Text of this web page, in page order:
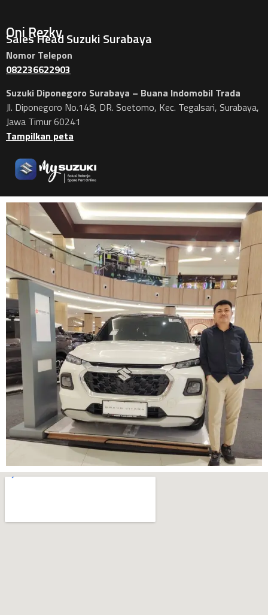
Oni Rezky
Sales Head Suzuki Surabaya
Nomor Telepon
082236622903
Suzuki Diponegoro Surabaya – Buana Indomobil Trada
Jl. Diponegoro No.148, DR. Soetomo, Kec. Tegalsari, Surabaya,
Jawa Timur 60241
Tampilkan peta